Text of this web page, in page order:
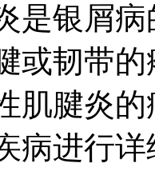
是银屑
或韧带
肌腱炎
病进行